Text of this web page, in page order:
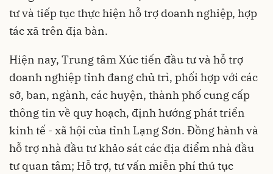
tư và tiếp tục thực hiện hỗ trợ doanh nghiệp, hợp
tác xã trên địa bàn.
Hiện nay, Trung tâm Xúc tiến đầu tư và hỗ trợ
doanh nghiệp tỉnh đang chủ trì, phối hợp với các
sở, ban, ngành, các huyện, thành phố cung cấp
thông tin về quy hoạch, định hướng phát triển
kinh tế - xã hội của tỉnh Lạng Sơn. Đồng hành và
hỗ trợ nhà đầu tư khảo sát các địa điểm nhà đầu
tư quan tâm; Hỗ trợ, tư vấn miễn phí thủ tục